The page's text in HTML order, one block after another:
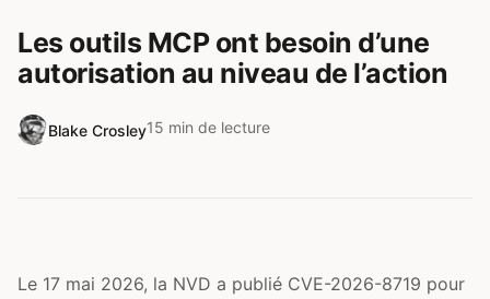
Les outils MCP ont besoin d’une
autorisation au niveau de l’action
Blake Crosley15 min de lecture
Le 17 mai 2026, la NVD a publié CVE-2026-8719 pour